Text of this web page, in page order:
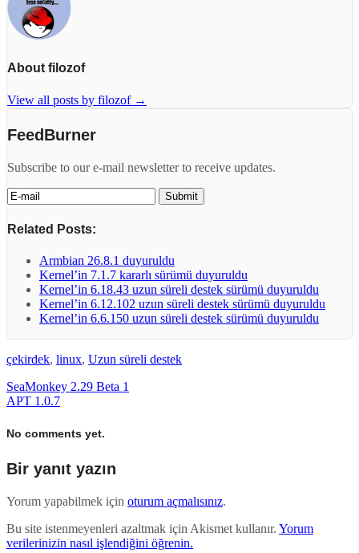
About filozof
View all posts by filozof →
FeedBurner
Subscribe to our e-mail newsletter to receive updates.
Related Posts:
Armbian 26.8.1 duyuruldu
Kernel’in 7.1.7 kararlı sürümü duyuruldu
Kernel’in 6.18.43 uzun süreli destek sürümü duyuruldu
Kernel’in 6.12.102 uzun süreli destek sürümü duyuruldu
Kernel’in 6.6.150 uzun süreli destek sürümü duyuruldu
çekirdek, linux, Uzun süreli destek
SeaMonkey 2.29 Beta 1
APT 1.0.7
No comments yet.
Bir yanıt yazın
Yorum yapabilmek için oturum açmalısınız.
Bu site istenmeyenleri azaltmak için Akismet kullanır. Yorum
verilerinizin nasıl işlendiğini öğrenin.